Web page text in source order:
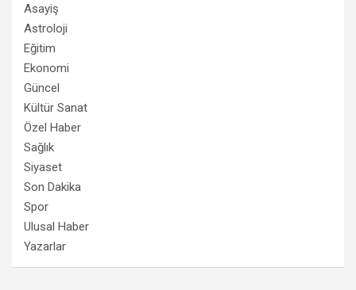
Asayiş
Astroloji
Eğitim
Ekonomi
Güncel
Kültür Sanat
Özel Haber
Sağlık
Siyaset
Son Dakika
Spor
Ulusal Haber
Yazarlar